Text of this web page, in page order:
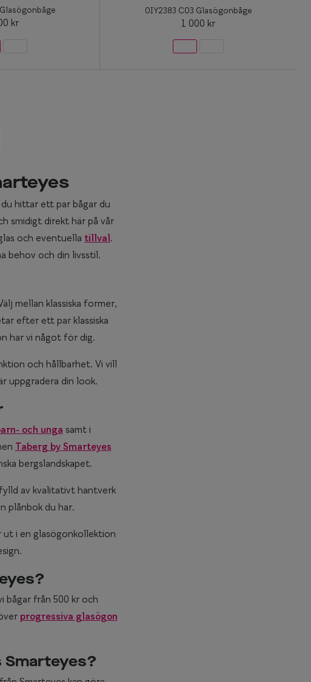
kr
0IY2383 C03 Glasögonbåge
1 000 kr
hittar ett par bågar du
smidigt direkt här på vår
och eventuella tillval.
behov och din livsstil.
mellan klassiska former,
efter ett par klassiska
har vi något för dig.
och hållbarhet. Vi vill
uppgradera din look.
och unga samt i
Taberg by Smarteyes
bergslandskapet.
av kvalitativt hantverk
plånbok du har.
ut i en glasögonkollektion
bågar från 500 kr och
progressiva glasögon
Smarteyes?